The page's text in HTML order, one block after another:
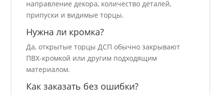
направление декора, количество деталей,
припуски и видимые торцы.
Нужна ли кромка?
Да, открытые торцы ДСП обычно закрывают
ПВХ-кромкой или другим подходящим
материалом.
Как заказать без ошибки?